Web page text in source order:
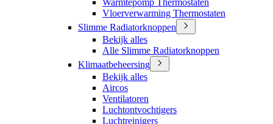
Warmtepomp Thermostaten
Vloerverwarming Thermostaten
Slimme Radiatorknoppen
Bekijk alles
Alle Slimme Radiatorknoppen
Klimaatbeheersing
Bekijk alles
Aircos
Ventilatoren
Luchtontvochtigers
Luchtreinigers